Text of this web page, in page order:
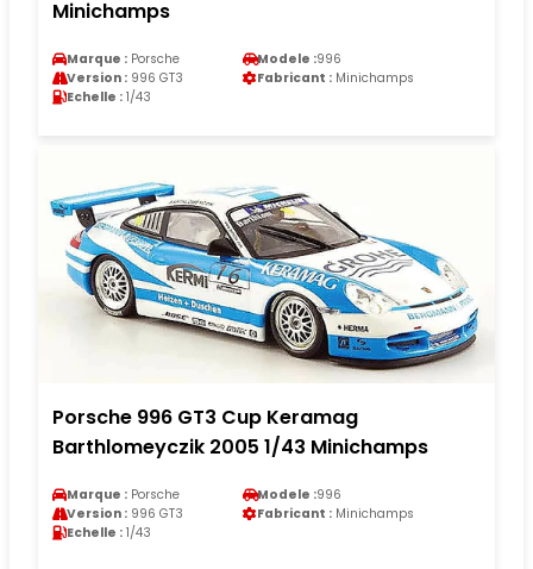
Minichamps
Marque : Porsche Modele :996
Version : 996 GT3 Fabricant : Minichamps
Echelle : 1/43
Porsche 996 GT3 Cup Keramag
Barthlomeyczik 2005 1/43 Minichamps
Marque : Porsche Modele :996
Version : 996 GT3 Fabricant : Minichamps
Echelle : 1/43